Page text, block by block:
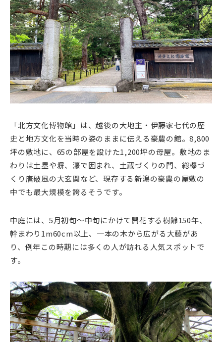
「北方文化博物館」は、越後の大地主・伊藤家七代の歴
史と地方文化を当時の姿のままに伝える豪農の館。8,800
坪の敷地に、65の部屋を設けた1,200坪の母屋。敷地のま
わりは土塁や塀、濠で囲まれ、土蔵づくりの門、総欅づ
くり唐破風の大玄関など、現存する新潟の豪農の屋敷の
中でも最大規模を誇るそうです。
中庭には、5月初旬～中旬にかけて開花する樹齢150年、
幹まわり1m60cm以上、一本の木から広がる大藤があ
り、例年この時期には多くの人が訪れる人気スポットで
す。